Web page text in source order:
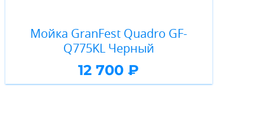
Мойка GranFest Quadro GF-
Q775KL Черный
12 700 ₽